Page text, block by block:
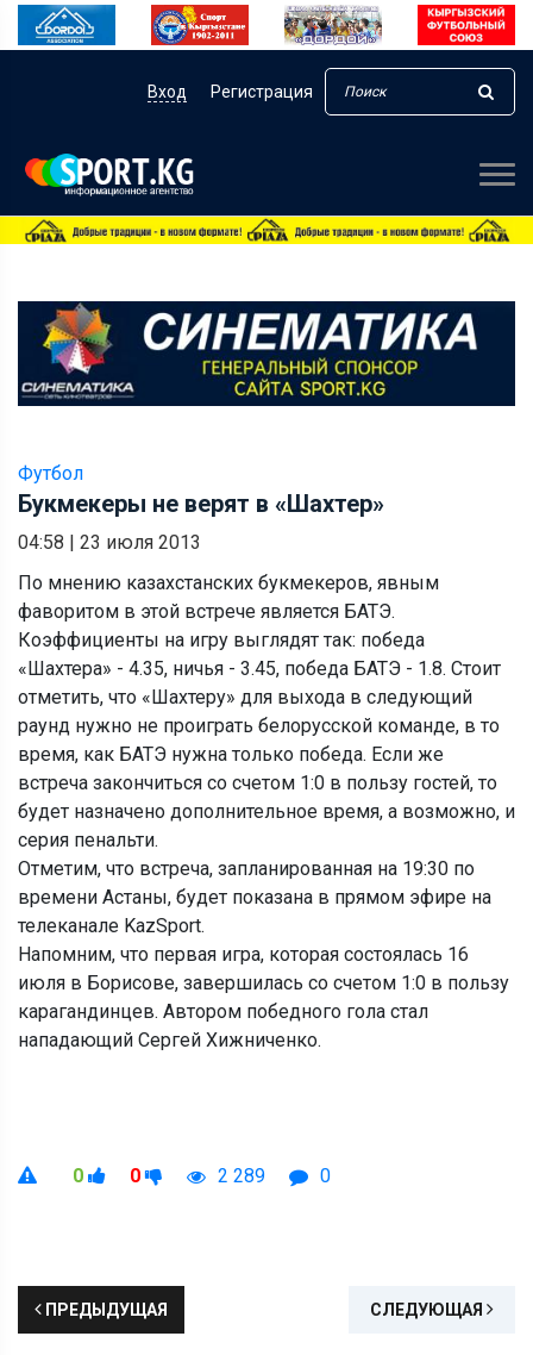
Вход Регистрация
Футбол
Букмекеры не верят в «Шахтер»
04:58 | 23 июля 2013
По мнению казахстанских букмекеров, явным
фаворитом в этой встрече является БАТЭ.
Коэффициенты на игру выглядят так: победа
«Шахтера» - 4.35, ничья - 3.45, победа БАТЭ - 1.8. Стоит
отметить, что «Шахтеру» для выхода в следующий
раунд нужно не проиграть белорусской команде, в то
время, как БАТЭ нужна только победа. Если же
встреча закончиться со счетом 1:0 в пользу гостей, то
будет назначено дополнительное время, а возможно, и
серия пенальти.
Отметим, что встреча, запланированная на 19:30 по
времени Астаны, будет показана в прямом эфире на
телеканале KazSport.
Напомним, что первая игра, которая состоялась 16
июля в Борисове, завершилась со счетом 1:0 в пользу
карагандинцев. Автором победного гола стал
нападающий Сергей Хижниченко.
0 0 2 289 0
ПРЕДЫДУЩАЯ СЛЕДУЮЩАЯ